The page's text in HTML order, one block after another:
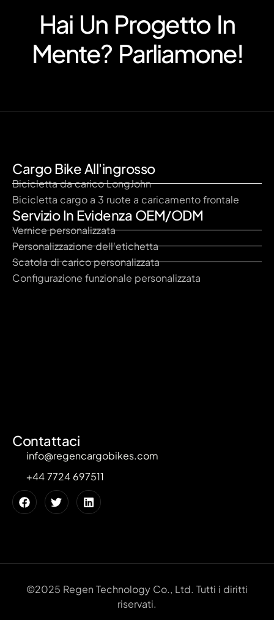
Hai Un Progetto In
Mente? Parliamone!
Cargo Bike All'ingrosso
Bicicletta da carico LongJohn
Bicicletta cargo a 3 ruote a caricamento frontale
Servizio In Evidenza OEM/ODM
Vernice personalizzata
Personalizzazione dell'etichetta
Scatola di carico personalizzata
Configurazione funzionale personalizzata
Contattaci
info@regencargobikes.com
+44 7724 697511
©2025 Regen Technology Co., Ltd. Tutti i diritti
riservati.